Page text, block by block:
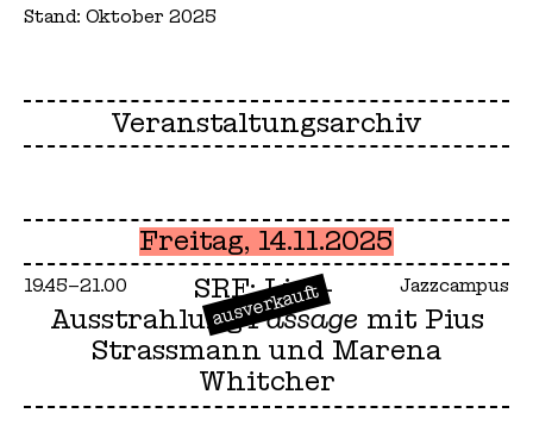
Stand: Oktober 2025
Veranstaltungsarchiv
Freitag, 14.11.2025
19.45–21.00 Jazzcampus
ausverkauft
SRF: Live-
AusstrahlungPassage mit Pius
Strassmann und Marena
Whitcher